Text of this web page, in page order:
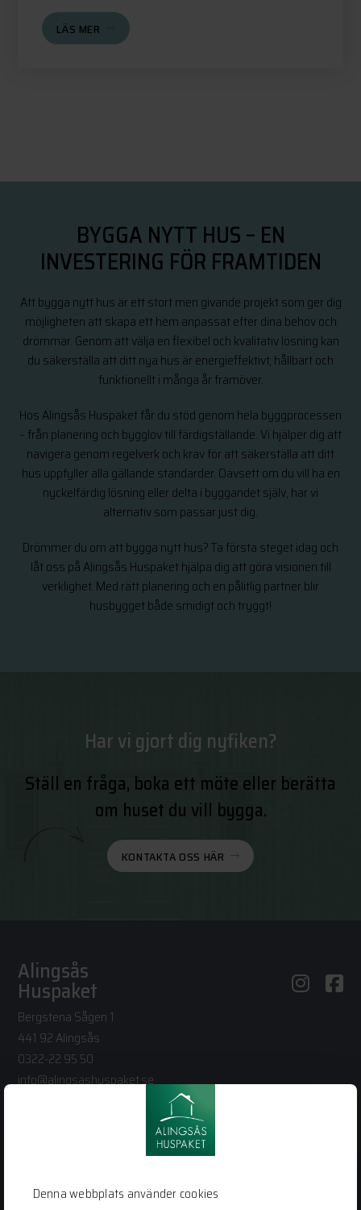
Denna webbplats använder cookies
LÄS MER
BYGGA NYTT HUS – EN
INVESTERING FÖR FRAMTIDEN
Att bygga nytt hus är ett stort men givande projekt som ger dig
möjligheten att skapa ett hem anpassat efter dina behov och
drömmar. Genom att välja en flexibel och kvalitativ lösning kan
du säkerställa att ditt nya hus är energieffektivt, hållbart och
funktionellt i många år framöver.
Hos Alingsås Huspaket får du stöd genom hela byggprocessen
– från planering och bygglov till färdigställande. Vi hjälper dig att
navigera genom regelverk och krav för att säkerställa att ditt
hus uppfyller alla gällande standarder. Oavsett om du vill ha en
nyckelfärdig lösning eller delta i byggandet själv, har vi
alternativ som passar just dig.
Drömmer du om att bygga nytt hus? Ta första steget idag och
låt oss på Alingsås Huspaket hjälpa dig att göra visionen till
verklighet. Med rätt planering och en pålitlig partner blir
husbygget både smidigt och tryggt!
Har vi gjort dig nyfiken?
Ställ en fråga, boka ett möte eller berätta
om huset du vill bygga.
KONTAKTA OSS HÄR
Alingsås
Huspaket
Bergstena Sågen 1
441 92 Alingsås
0322-22 95 50
info@alingsashuspaket.se
Vanliga frågor